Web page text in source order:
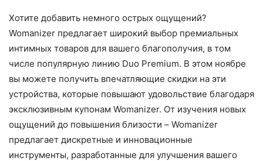
Хотите добавить немного острых ощущений?
Womanizer предлагает широкий выбор премиальных
интимных товаров для вашего благополучия, в том
числе популярную линию Duo Premium. В этом ноябре
вы можете получить впечатляющие скидки на эти
устройства, которые повышают удовольствие благодаря
эксклюзивным купонам Womanizer. От изучения новых
ощущений до повышения близости – Womanizer
предлагает дискретные и инновационные
инструменты, разработанные для улучшения вашего